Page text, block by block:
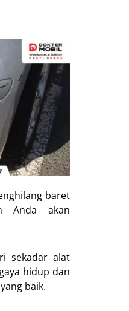
baret
Anda akan
sekadar alat
hidup dan
baik.